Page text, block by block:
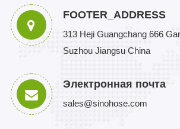
FOOTER_ADDRESS
313 Heji Guangchang 666
Suzhou Jiangsu China
Электронная почта
sales@sinohose.com